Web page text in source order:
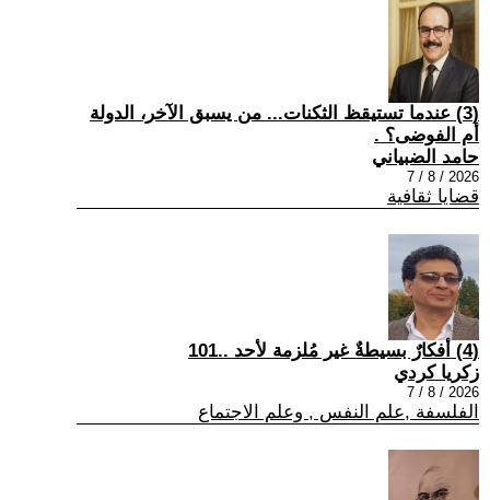
(3) عندما تستيقظ الثكنات... من يسبق الآخر، الدولة
أم الفوضى؟ .
حامد الضبياني
2026 / 8 / 7
قضايا ثقافية
(4) أفكارٌ بسيطةٌ غير مُلزمة لأحد ..101
زكريا كردي
2026 / 8 / 7
الفلسفة ,علم النفس , وعلم الاجتماع